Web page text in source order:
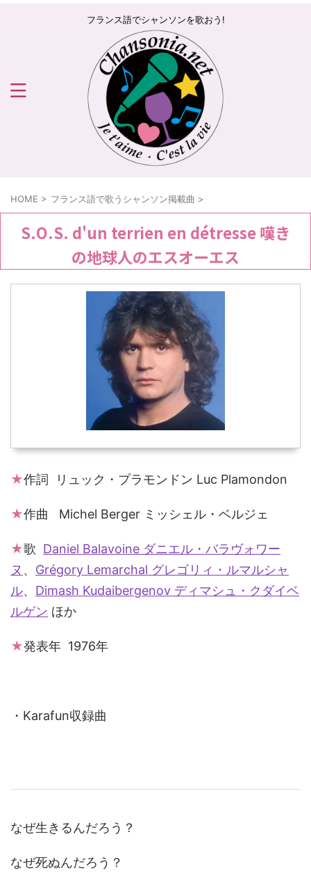
フランス語でシャンソンを歌おう!
HOME > フランス語で歌うシャンソン掲載曲 >
S.O.S. d'un terrien en détresse 嘆き
の地球人のエスオーエス
★作詞 リュック・プラモンドン Luc Plamondon
★作曲 Michel Berger ミッシェル・ベルジェ
★歌 Daniel Balavoine ダニエル・バラヴォワー
ヌ 、 Grégory Lemarchal グレゴリィ・ルマルシャ
ル、 Dimash Kudaibergenov ディマシュ・クダイベ
ルゲン ほか
★発表年 1976年
・Karafun収録曲
なぜ生きるんだろう？
なぜ死ぬんだろう？